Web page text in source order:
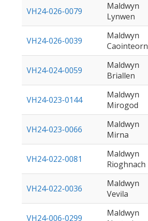
VH24-026-0079
Maldwyn
Lynwen
VH24-026-0039
Maldwyn
Caointeorn
VH24-024-0059
Maldwyn
Briallen
VH24-023-0144
Maldwyn
Mirogod
VH24-023-0066
Maldwyn
Mirna
VH24-022-0081
Maldwyn
Rioghnach
VH24-022-0036
Maldwyn
Vevila
VH24-006-0299
Maldwyn